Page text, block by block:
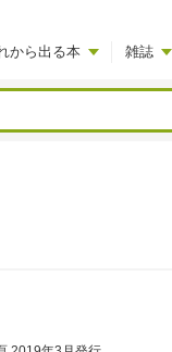
から出る本 雑誌